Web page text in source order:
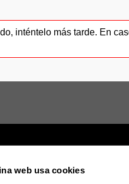
web usa cookies
inténtelo más tarde. En